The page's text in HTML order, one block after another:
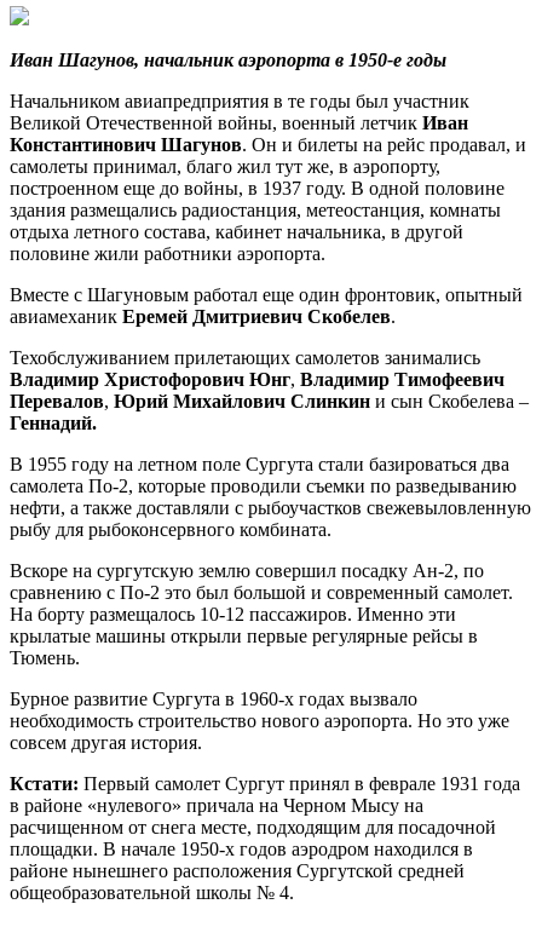
Иван Шагунов, начальник аэропорта в 1950-е годы
Начальником авиапредприятия в те годы был участник
Великой Отечественной войны, военный летчик Иван
Константинович Шагунов. Он и билеты на рейс продавал, и
самолеты принимал, благо жил тут же, в аэропорту,
построенном еще до войны, в 1937 году. В одной половине
здания размещались радиостанция, метеостанция, комнаты
отдыха летного состава, кабинет начальника, в другой
половине жили работники аэропорта.
Вместе с Шагуновым работал еще один фронтовик, опытный
авиамеханик Еремей Дмитриевич Скобелев.
Техобслуживанием прилетающих самолетов занимались
Владимир Христофорович Юнг, Владимир Тимофеевич
Перевалов, Юрий Михайлович Слинкин и сын Скобелева –
Геннадий.
В 1955 году на летном поле Сургута стали базироваться два
самолета По-2, которые проводили съемки по разведыванию
нефти, а также доставляли с рыбоучастков свежевыловленную
рыбу для рыбоконсервного комбината.
Вскоре на сургутскую землю совершил посадку Ан-2, по
сравнению с По-2 это был большой и современный самолет.
На борту размещалось 10-12 пассажиров. Именно эти
крылатые машины открыли первые регулярные рейсы в
Тюмень.
Бурное развитие Сургута в 1960-х годах вызвало
необходимость строительство нового аэропорта. Но это уже
совсем другая история.
Кстати: Первый самолет Сургут принял в феврале 1931 года
в районе «нулевого» причала на Черном Мысу на
расчищенном от снега месте, подходящим для посадочной
площадки. В начале 1950-х годов аэродром находился в
районе нынешнего расположения Сургутской средней
общеобразовательной школы № 4.